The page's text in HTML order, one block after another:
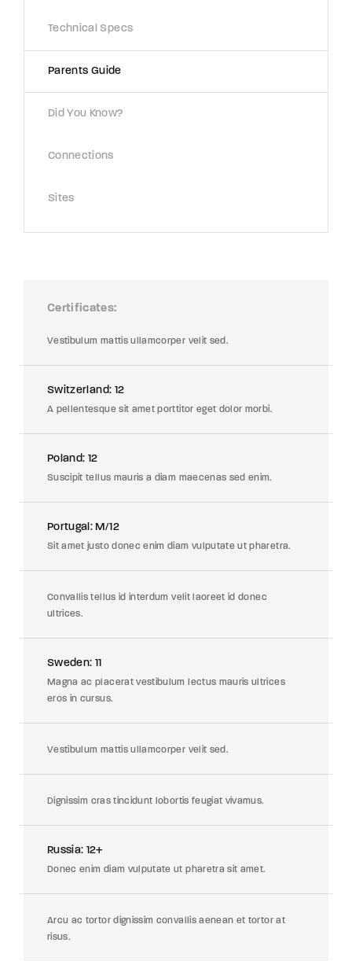
Technical Specs
Parents Guide
Did You Know?
Connections
Sites
Certificates
Vestibulum mattis ullamcorper velit sed.
Switzerland: 12
A pellentesque sit amet porttitor eget dolor morbi.
Poland: 12
Suscipit tellus mauris a diam maecenas sed enim.
Portugal: M/12
Sit amet justo donec enim diam vulputate ut pharetra.
Convallis tellus id interdum velit laoreet id donec
ultrices.
Sweden: 11
Magna ac placerat vestibulum lectus mauris ultrices
eros in cursus.
Vestibulum mattis ullamcorper velit sed.
Dignissim cras tincidunt lobortis feugiat vivamus.
Russia: 12+
Donec enim diam vulputate ut pharetra sit amet.
Arcu ac tortor dignissim convallis aenean et tortor at
risus.